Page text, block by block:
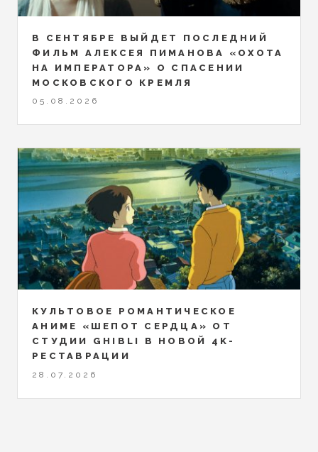
В СЕНТЯБРЕ ВЫЙДЕТ ПОСЛЕДНИЙ
ФИЛЬМ АЛЕКСЕЯ ПИМАНОВА «ОХОТА
НА ИМПЕРАТОРА» О СПАСЕНИИ
МОСКОВСКОГО КРЕМЛЯ
05.08.2026
КУЛЬТОВОЕ РОМАНТИЧЕСКОЕ
АНИМЕ «ШЕПОТ СЕРДЦА» ОТ
СТУДИИ GHIBLI В НОВОЙ 4K-
РЕСТАВРАЦИИ
28.07.2026